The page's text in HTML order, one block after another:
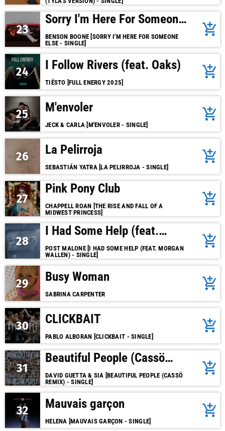
23
Sorry I'm Here For Someone
Else
BENSON BOONE [SORRY I'M HERE FOR SOMEONE
ELSE - SINGLE]
add_shopping_cart
24 I Follow Rivers (feat. Oaks)
TIËSTO [FULL ENERGY 2025]
add_shopping_cart
25 M'envoler
JECK & CARLA [M'ENVOLER - SINGLE]
add_shopping_cart
26 La Pelirroja
SEBASTIÁN YATRA [LA PELIRROJA - SINGLE]
add_shopping_cart
27
Pink Pony Club
CHAPPELL ROAN [THE RISE AND FALL OF A
MIDWEST PRINCESS]
add_shopping_cart
28
I Had Some Help (feat.
Morgan Wallen)
POST MALONE [I HAD SOME HELP (FEAT. MORGAN
WALLEN) - SINGLE]
add_shopping_cart
29 Busy Woman
SABRINA CARPENTER
add_shopping_cart
30 CLICKBAIT
PABLO ALBORAN [CLICKBAIT - SINGLE]
add_shopping_cart
31
Beautiful People (Cassö
Remix Extended)
DAVID GUETTA & SIA [BEAUTIFUL PEOPLE (CASSÖ
REMIX) - SINGLE]
add_shopping_cart
32 Mauvais garçon
HELENA [MAUVAIS GARÇON - SINGLE]
add_shopping_cart